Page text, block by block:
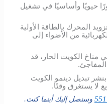
حيويًا وأساسيًا في تشغيل
المحرك بالطاقة الأولية
من الأضواء إلى
الكويت الحار، قد
تبديل دينمو الكويت
لا يستغرق وقتًا.
وسنصل إليك أينما كنت.